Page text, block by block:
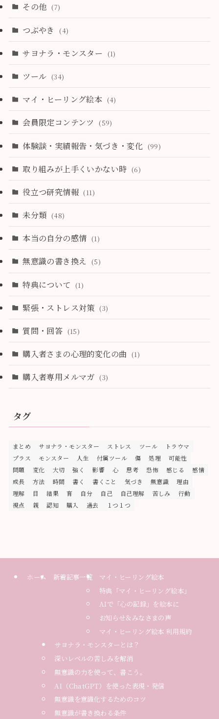
その他 (7)
つぶやき (4)
サヨナラ・モンスター (1)
ツール (34)
マイ・ヒーリング絵本 (4)
会員限定コンテンツ (59)
体験談・実績報告・気づき・変化 (99)
取り組みが上手くいかない時 (6)
役立つ研究情報 (11)
未分類 (48)
本当の自分の感情 (1)
無意識の書き換え (5)
特典について (1)
緊張・ストレス対策 (3)
質問・回答 (15)
購入者さまの心理的変化の曲 (1)
購入者専用メルマガ (3)
タグ
まとめ サヨナラ・モンスター ストレス ツール
トラウマ
プラス
モンスター 人生 付属ツール 傷 処理
可能性
問題
変化 大切 強く 影響 心 思考 恐怖 感じる
感情
成長
方法 時間 書く 書くこと 気づき 無意識
理由
理解
目 結果 育 自分 自己 自己理解 苦しみ
行動
視点
親 認知 購入 過去 １つ１つ
ホーム 新着記事一覧
マイ・ヒーリング絵本
特典「マイ・ヒーリング絵本」
AIで「心の記録」を絵本に
お知らせ＆みなさまの声
マイ・ヒーリング絵本 利用規約
サヨナラ・モンスターとは？
深いレベルの苦しみを解消
無意識の力を使って、書こう。
AI（ChatGPT）を使った表現・発信
無意識を意識化するためのコツ
無意識が書き換わる条件